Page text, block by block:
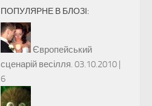
ПОПУЛЯРНЕ В БЛОЗІ:
Європейський
сценарій весілля. 03.10.2010 |
6